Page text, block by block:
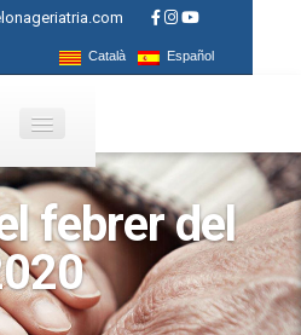
Català Español
febrer del